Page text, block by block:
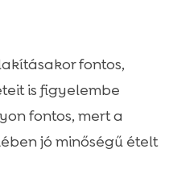
fontos,
is figyelembe
fontos, mert a
jó minőségű ételt